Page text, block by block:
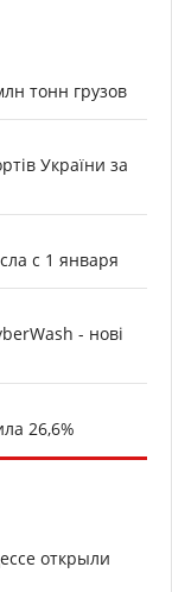
тонн грузов
України за
с 1 января
- нові
26,6%
открыли